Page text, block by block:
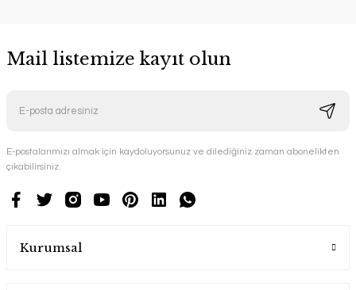
Mail listemize kayıt olun
E-postalarımızı almak için kaydoluyorsunuz ve dilediğiniz zaman abonelikten
çıkabilirsiniz.
Kurumsal